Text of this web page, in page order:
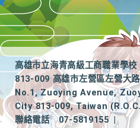
高雄市立海青高級工商職業學校
813-009 高雄市左營區左營大
No.1, Zuoying Avenue,
City 813-009, Taiwan
聯絡電話
07-5819155
|